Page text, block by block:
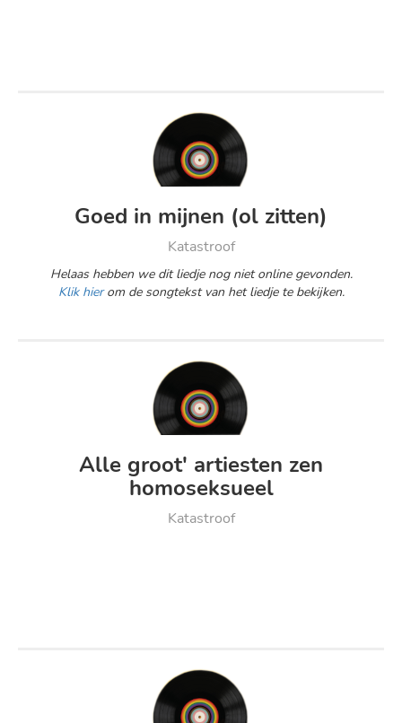
Goed in mijnen (ol zitten)
Katastroof
Helaas hebben we dit liedje nog niet online gevonden.
Klik hierom de songtekst van het liedje te bekijken.
Alle groot' artiesten zen
homoseksueel
Katastroof